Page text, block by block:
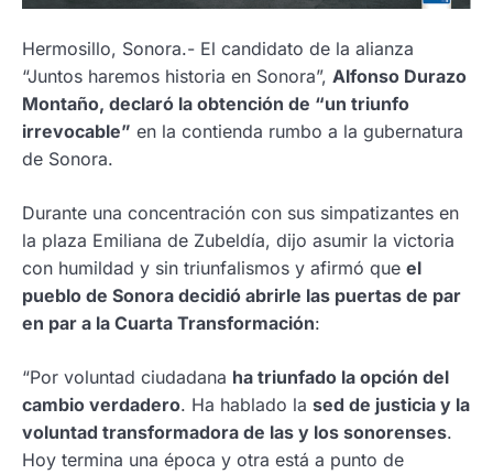
Hermosillo, Sonora.- El candidato de la alianza
“Juntos haremos historia en Sonora”, Alfonso Durazo
Montaño, declaró la obtención de “un triunfo
irrevocable” en la contienda rumbo a la gubernatura
de Sonora.
Durante una concentración con sus simpatizantes en
la plaza Emiliana de Zubeldía, dijo asumir la victoria
con humildad y sin triunfalismos y afirmó que el
pueblo de Sonora decidió abrirle las puertas de par
en par a la Cuarta Transformación:
“Por voluntad ciudadana ha triunfado la opción del
cambio verdadero. Ha hablado la sed de justicia y la
voluntad transformadora de las y los sonorenses.
Hoy termina una época y otra está a punto de